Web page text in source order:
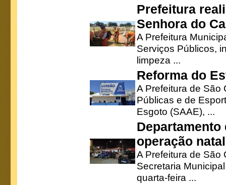
Prefeitura
Senhora do
A Prefeitura
Serviços Públicos,
limpeza ...
Reforma do
A Prefeitura de São
Públicas e de
Esgoto (SAAE), ...
operação
A Prefeitura de São
Secretaria
quarta-feira ...